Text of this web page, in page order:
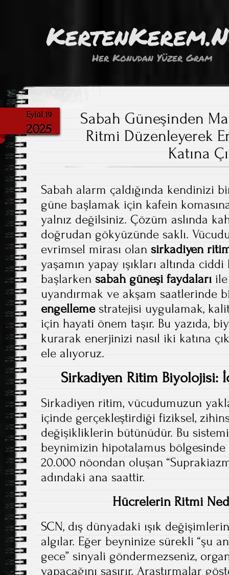
Her Konudan Yüzer Gram
Eylül 19
2025
Sabah Güneşinden
Ritmi Düzenleyerek
Katına
Sabah alarm çaldığında kendinizi
güne başlamak için kafein
yalnız değilsiniz. Çözüm aslında
doğrudan gökyüzünde saklı.
evrimsel mirası olan sirkadiyen
yaşamın yapay ışıkları altında
başlarken sabah güneşi faydaları
uyandırmak ve akşam saatlerinde
engellemestratejisi uygulamak,
için hayati önem taşır. Bu yazıda,
kurarak enerjinizi nasıl iki katına
ele alıyoruz.
Sirkadiyen Ritim Biyolojisi:
Sirkadiyen ritim, vücudumuzun
içinde gerçekleştirdiği fiziksel,
değişikliklerin bütünüdür. Bu
beynimizin hipotalamus bölgesinde
20.000 nöondan oluşan
adındaki ana saattir.
Hücrelerin Ritmi
SCN, dış dünyadaki ışık
algılar. Eğer beyninize sürekli “şu
gece” sinyali göndermezseniz,
yapacağını şaşırır. Araştırmalar